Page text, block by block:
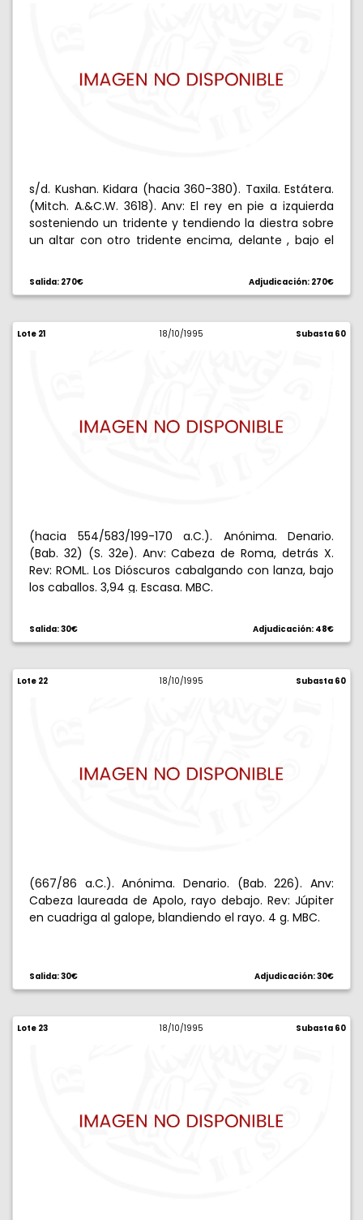
s/d. Kushan. Kidara (hacia 360-380). Taxila. Estátera.
(Mitch. A.&C.W. 3618). Anv: El rey en pie a izquierda
sosteniendo un tridente y tendiendo la diestra sobre
un altar con otro tridente encima, delante , bajo el
frente. 7,81 g. EBC.
Salida: 270€ Adjudicación: 270€
Lote 21 18/10/1995 Subasta 60
(hacia 554/583/199-170 a.C.). Anónima. Denario.
(Bab. 32) (S. 32e). Anv: Cabeza de Roma, detrás X.
Rev: ROML. Los Dióscuros cabalgando con lanza, bajo
los caballos. 3,94 g. Escasa. MBC.
Salida: 30€ Adjudicación: 48€
Lote 22 18/10/1995 Subasta 60
(667/86 a.C.). Anónima. Denario. (Bab. 226). Anv:
Cabeza laureada de Apolo, rayo debajo. Rev: Júpiter
en cuadriga al galope, blandiendo el rayo. 4 g. MBC.
Salida: 30€ Adjudicación: 30€
Lote 23 18/10/1995 Subasta 60